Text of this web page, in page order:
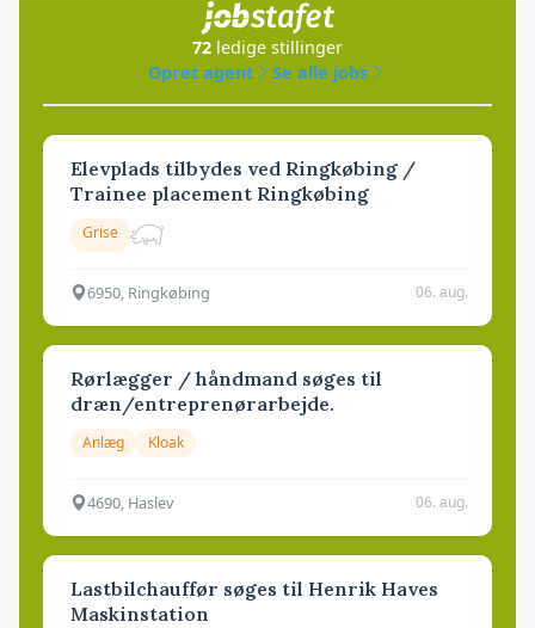
72 ledige stillinger
Opret agent
Se alle jobs
Elevplads tilbydes ved Ringkøbing /
Trainee placement Ringkøbing
Grise
6950, Ringkøbing 06. aug.
Rørlægger / håndmand søges til
dræn/entreprenørarbejde.
Anlæg Kloak
4690, Haslev 06. aug.
Lastbilchauffør søges til Henrik Haves
Maskinstation